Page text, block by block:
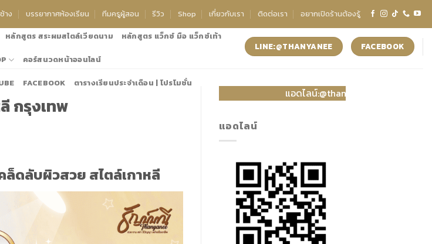
าง บรรยากาศห้องเรียน ทีมครูผู้สอน รีวิว Shop เกี่ยวกับเรา ติดต่อเรา
อยากเปิดร้านต้องรู้
หลักสูตร สระผมสไตล์เวียดนาม หลักสูตร แว็กซ์ มือ แว็กซ์เท้า
คอร์สนวดหน้าออนไลน์
FACEBOOK ตารางเรียนประจำเดือน | โปรโมชั่น
LINE:@THANYANEE FACEBOOK
กรุงเทพ
ดลับผิวสวย สไตล์เกาหลี
แอดไลน์:@thanyanee เพื่อขอโปรโมชั้นปร
แอดไลน์